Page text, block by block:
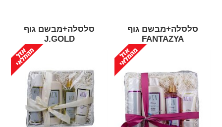
סלסלה+מבשם גוף
FANTAZYA
סלסלה+מבשם גוף
J.GOLD